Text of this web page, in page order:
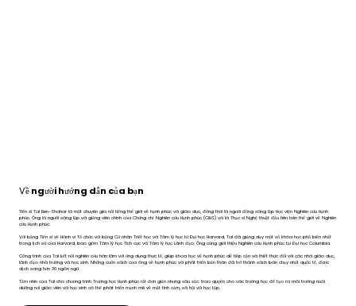
Vềngười hướng dẫn của bạn
Tiến sĩ Tal Ben-Shahar là một chuyên gia nổi tiếng thế giới về hạnh phúc và giáo dục, đồng thời là người đồng sáng lập Học viện Nghiên cứu Hạnh
phúc. Ông là người sáng lập và giảng viên chính của Chứng chỉ Nghiên cứu Hạnh phúc (CiHS) và là Thạc sĩ Nghệ thuật đầu tiên trên thế giới về Nghiên
cứu Hạnh phúc.
Với bằng Tiến sĩ về Hành vi Tổ chức và bằng Cử nhân Triết học và Tâm lý học từ Đại học Harvard, Tal đã giảng dạy một số khóa học phổ biến nhất
trong lịch sử của Harvard, bao gồm Tâm lý học Tích cực và Tâm lý học Lãnh đạo. Ông cũng giới thiệu Nghiên cứu Hạnh phúc tại Đại học Columbia.
Công trình của Tal kết nối nghiên cứu hàn lâm với ứng dụng thực tế, giúp khoa học về hạnh phúc dễ tiếp cận và thiết thực đối với các nhà giáo dục,
lãnh đạo nhà trường và học sinh. Những cuốn sách của ông về hạnh phúc và phát triển bản thân đã trở thành sách bán chạy nhất quốc tế, được
dịch sang hơn 30 ngôn ngữ.
Tầm nhìn của Tal cho chương trình Trường học Hạnh phúc rất đơn giản nhưng sâu sắc: trao quyền cho các trường học để tạo ra môi trường nuôi
dưỡng nơi giáo viên và học sinh có thể phát triển mạnh mẽ về mặt tình cảm, xã hội và học tập.